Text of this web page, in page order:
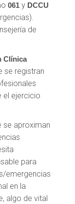
061 y DCCU
de
Clínica
se registran
el ejercicio
se aproximan
para
emergencias
en la
algo de vital